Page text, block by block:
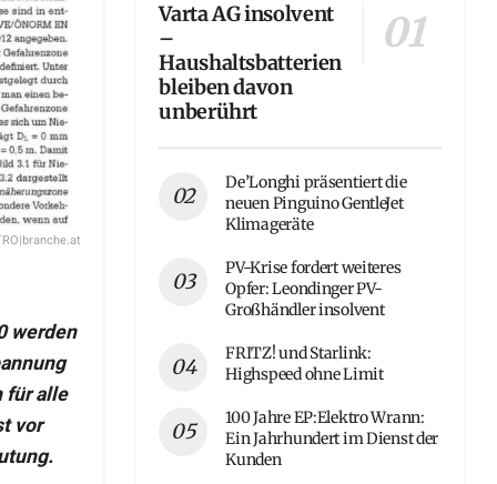
werden
für alle
vor
Varta AG insolvent
–
Haushaltsbatterien
bleiben davon
unberührt
De’Longhi präsentiert die
neuen Pinguino GentleJet
Klimageräte
PV-Krise fordert weiteres
Opfer: Leondinger PV-
Großhändler insolvent
FRITZ! und Starlink:
Highspeed ohne Limit
100 Jahre EP:Elektro Wrann:
Ein Jahrhundert im Dienst der
Kunden